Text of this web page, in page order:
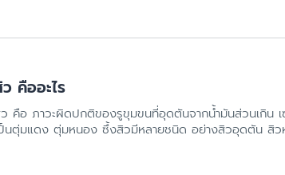
คืออะไร
คือ ภาวะผิดปกติของรูขุมขนที่อุดตันจากน้ำมันส่วนเกิน
นตุ่มแดง ตุ่มหนอง ซึ้งสิวมีหลายชนิด อย่างสิวอุดตัน สิว